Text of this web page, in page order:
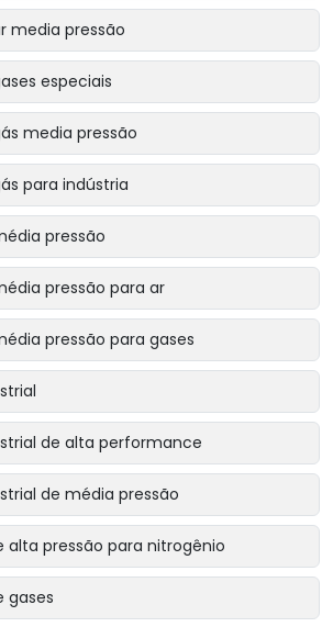
media pressão
especiais
media pressão
para indústria
pressão
pressão para ar
pressão para gases
de alta performance
de média pressão
alta pressão para nitrogênio
gases